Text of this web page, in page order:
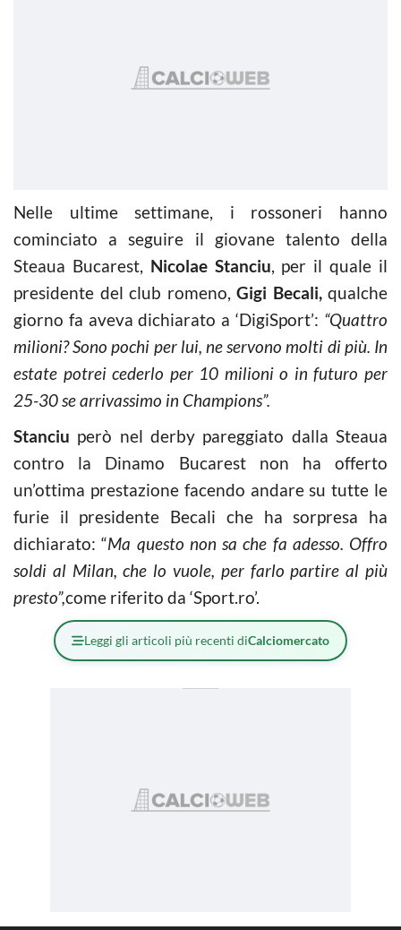
Nelle ultime settimane, i rossoneri hanno
cominciato a seguire il giovane talento della
Steaua Bucarest, Nicolae Stanciu, per il quale il
presidente del club romeno, Gigi Becali,qualche
giorno fa aveva dichiarato a ‘DigiSport’: “Quattro
milioni? Sono pochi per lui, ne servono molti di più. In
estate potrei cederlo per 10 milioni o in futuro per
25-30 se arrivassimo in Champions”.
Stanciu però nel derby pareggiato dalla Steaua
contro la Dinamo Bucarest non ha offerto
un’ottima prestazione facendo andare su tutte le
furie il presidente Becali che ha sorpresa ha
dichiarato: “Ma questo non sa che fa adesso. Offro
soldi al Milan, che lo vuole, per farlo partire al più
presto”,come riferito da ‘Sport.ro’.
Leggi gli articoli più recenti diCalciomercato